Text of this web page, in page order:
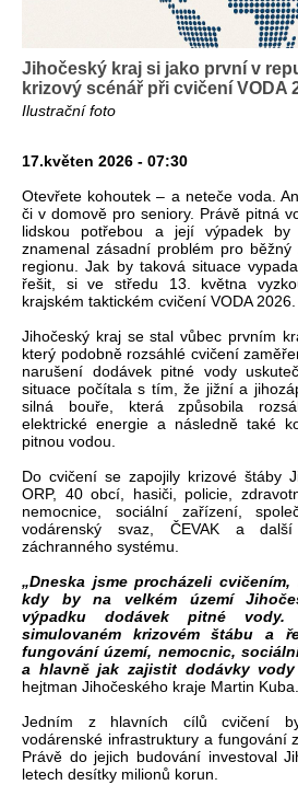
Jihočeský kraj si jako první v
krizový scénář při cvičení VODA
Ilustrační foto
17.květen 2026 - 07:30
Otevřete kohoutek – a neteče voda.
či v domově pro seniory. Právě pitná
lidskou potřebou a její výpadek by
znamenal zásadní problém pro
regionu. Jak by taková situace
řešit, si ve středu 13. května
krajském taktickém cvičení VODA 2026.
Jihočeský kraj se stal vůbec prvním
který podobně rozsáhlé cvičení
narušení dodávek pitné vody
situace počítala s tím, že jižní a
silná bouře, která způsobila
elektrické energie a následně také
pitnou vodou.
Do cvičení se zapojily krizové štáby
ORP, 40 obcí, hasiči, policie,
nemocnice, sociální zařízení,
vodárenský svaz, ČEVAK a další
záchranného systému.
„Dneska jsme procházeli
kdy by na velkém území
výpadku dodávek pitné
simulovaném krizovém štábu a
fungování území, nemocnic,
a hlavně jak zajistit dodávky vody
hejtman Jihočeského kraje Martin Kuba.
Jedním z hlavních cílů cvičení
vodárenské infrastruktury a fungování
Právě do jejich budování investoval
letech desítky milionů korun.